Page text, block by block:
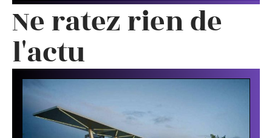
Ne ratez rien de
l'actu